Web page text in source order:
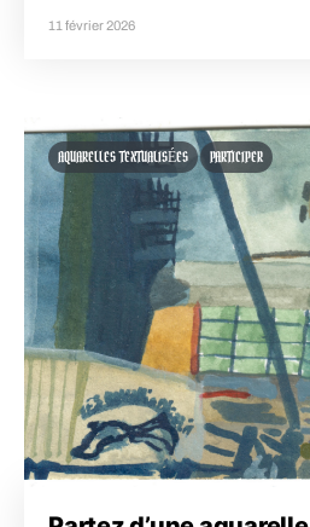
11 février 2026
AQUARELLES TEXTUALISÉES PARTICIPER